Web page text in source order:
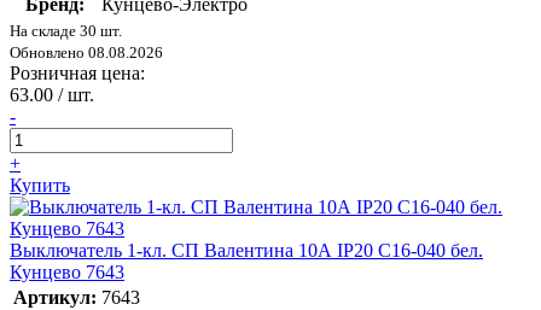
Бренд:
Кунцево-Электро
На складе 30 шт.
Обновлено 08.08.2026
Розничная цена:
63.00 / шт.
-
+
Купить
Выключатель 1-кл. СП Валентина 10А IP20 С16-040 бел.
Кунцево 7643
Артикул: 7643